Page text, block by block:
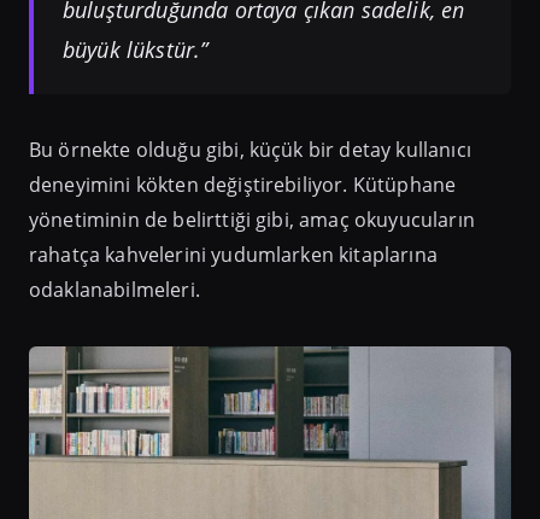
buluşturduğunda ortaya çıkan sadelik, en
büyük lükstür.”
Bu örnekte olduğu gibi, küçük bir detay kullanıcı
deneyimini kökten değiştirebiliyor. Kütüphane
yönetiminin de belirttiği gibi, amaç okuyucuların
rahatça kahvelerini yudumlarken kitaplarına
odaklanabilmeleri.